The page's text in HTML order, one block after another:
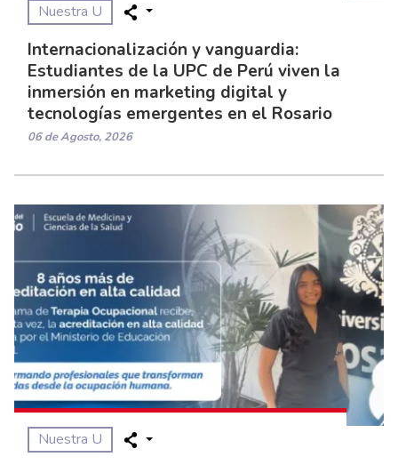
Nuestra U
Internacionalización y vanguardia:
Estudiantes de la UPC de Perú viven la
inmersión en marketing digital y
tecnologías emergentes en el Rosario
06 de Agosto, 2026
Nuestra U